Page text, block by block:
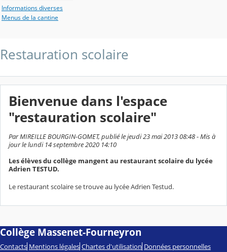
Informations diverses
Menus de la cantine
Restauration scolaire
Bienvenue dans l'espace
"restauration scolaire"
Par MIREILLE BOURGIN-GOMET, publié le jeudi 23 mai 2013 08:48 - Mis à
jour le lundi 14 septembre 2020 14:10
Les élèves du collège mangent au restaurant scolaire du lycée
Adrien TESTUD.
Le restaurant scolaire se trouve au lycée Adrien Testud.
Collège Massenet-Fourneyron
Contacts Mentions légales Chartes d'utilisation Données personnelles